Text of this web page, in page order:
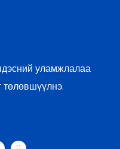
уламжлалаа
төлөвшүүлнэ.